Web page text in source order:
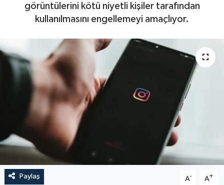
görüntülerini kötü niyetli kişiler tarafından
kullanılmasını engellemeyi amaçlıyor.
Paylaş A- A+
Sağlık
Siyaset
Spor
Türkiye
Video Galeri